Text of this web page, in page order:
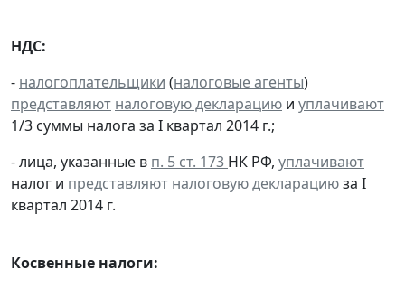
НДС:
- налогоплательщики (налоговые агенты)
представляют налоговую декларацию и уплачивают
1/3 суммы налога за I квартал 2014 г.;
- лица, указанные в п. 5 ст. 173 НК РФ, уплачивают
налог и представляют налоговую декларациюза I
квартал 2014 г.
Косвенные налоги: